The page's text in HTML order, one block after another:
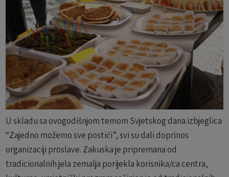
U skladu sa ovogodišnjom temom Svjetskog dana izbjeglica
“Zajedno možemo sve postići”, svi su dali doprinos
organizaciji proslave. Zakuska je pripremana od
tradicionalnih jela zemalja porijekla korisnika/ca centra,